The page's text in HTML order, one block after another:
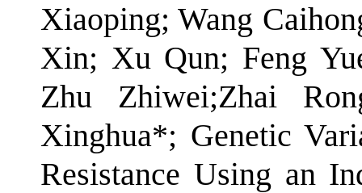
Xiaoping; Wang
Xin; Xu Qun; Feng
Zhu Zhiwei;Zhai
Xinghua*; Genetic
Resistance Using an